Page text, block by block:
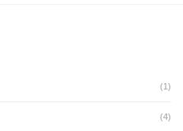
(1)
(4)